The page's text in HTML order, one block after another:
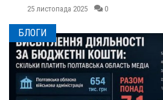
25 листопада 2025 0
БЛОГИ